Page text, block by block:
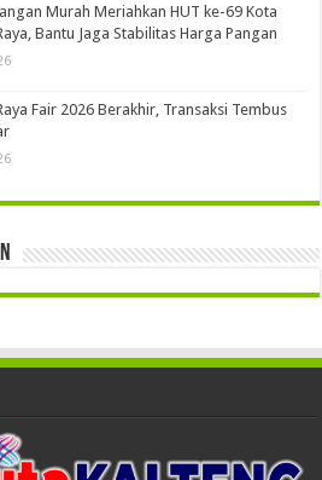
Murah Meriahkan HUT ke-69 Kota
Bantu Jaga Stabilitas Harga Pangan
Fair 2026 Berakhir, Transaksi Tembus